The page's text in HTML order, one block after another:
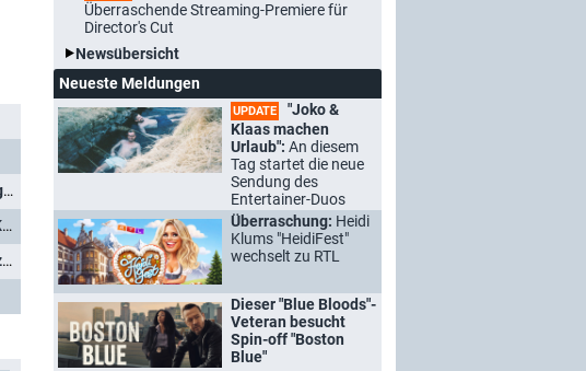
75 Jahre ARD: Von "Pumuckl" über "Monaco Franze" bis "Ringlstetter"- Das reichhaltige TV-Kulturerbe des BR
"Pumuckl und das große Missverständnis": An diesem Tag kommt der neue Film ins Kino
75 Jahre BR: Dreiteilige Retro-Doku von "Herzblatt" über "Dingsda" bis "Monaco Franze"
Überraschende Streaming-Premiere für
Director's Cut
Newsübersicht
Neueste Meldungen
UPDATE
"Joko &
Klaas machen
Urlaub": An diesem
Tag startet die neue
Sendung des
Entertainer-Duos
Überraschung: Heidi
Klums "HeidiFest"
wechselt zu RTL
Dieser "Blue Bloods"-
Veteran besucht
Spin-off "Boston
Blue"